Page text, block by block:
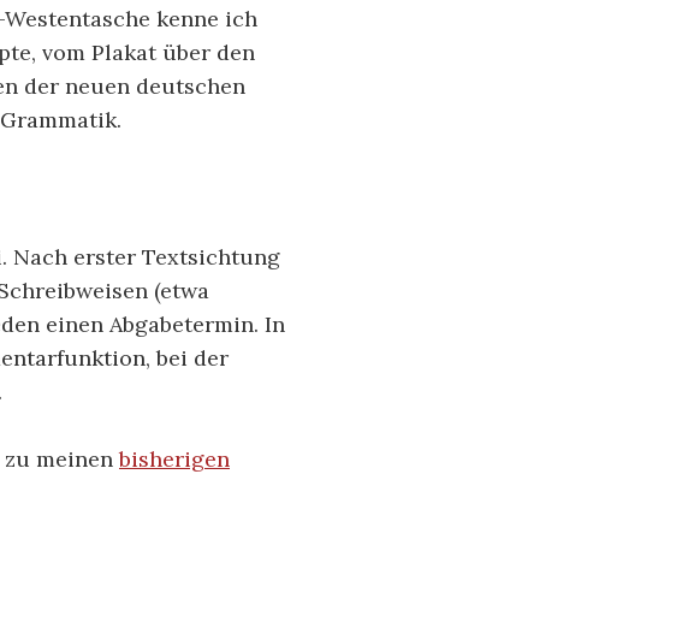
kenne ich
vom Plakat über den
der neuen deutschen
Nach erster Textsichtung
(etwa
einen Abgabetermin. In
bei der
meinenbisherigen